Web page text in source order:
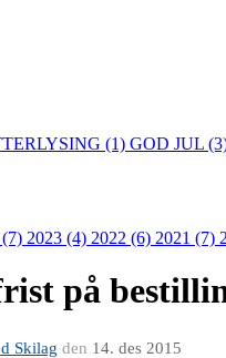
(1) GOD JUL
2023 (4) 2022 (6) 2021 (7)
på
Skilag den 14. des 2015